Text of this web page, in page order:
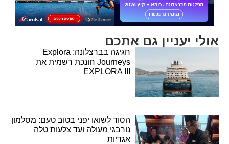
אולי יעניין גם אתכם
חגיגה בברצלונה: Explora
Journeys חונכת רשמית את
EXPLORA III
הסוד לשואו יפני בטוב טעם: מסלמון
נורבגי מעולה ועד צלעות טלה
אגדיות